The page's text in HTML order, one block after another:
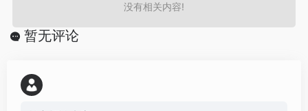
没有相关内容!
暂无评论